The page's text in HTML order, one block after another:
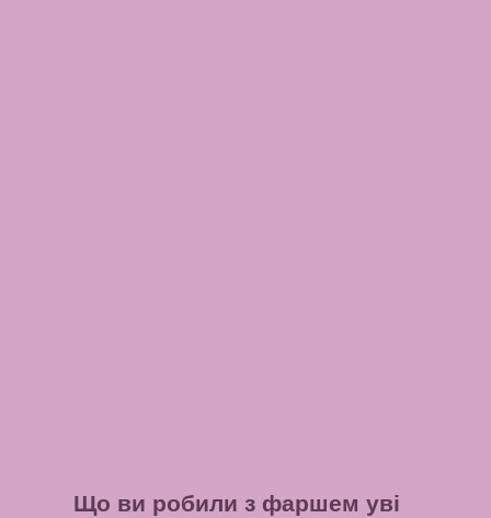
Що ви робили з фаршем уві